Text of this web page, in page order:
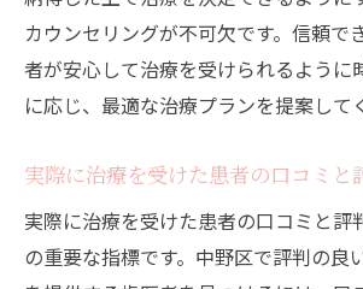
カウンセリングが不可欠です。信頼で
者が安心して治療を受けられるように
に応じ、最適な治療プランを提案して
実際に治療を受けた患者の口コミと
実際に治療を受けた患者の口コミと評
の重要な指標です。中野区で評判の良